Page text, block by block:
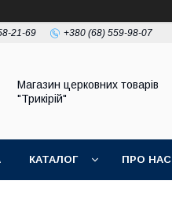
21-69 +380 (68) 559-98-07
Магазин церковних товарів
"Трикірій"
КАТАЛОГ ПРО НАС